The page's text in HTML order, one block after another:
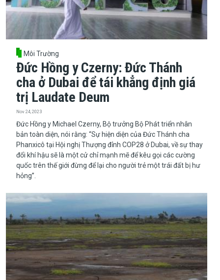
Môi Trường
Đức Hồng y Czerny: Đức Thánh
cha ở Dubai để tái khẳng định giá
trị Laudate Deum
Nov 24, 2023
​​​​​​​Đức Hồng y Michael Czerny, Bộ trưởng Bộ Phát triển nhân
bản toàn diện, nói rằng: “Sự hiện diện của Đức Thánh cha
Phanxicô tại Hội nghị Thượng đỉnh COP28 ở Dubai, về sự thay
đổi khí hậu sẽ là một cử chỉ mạnh mẽ để kêu gọi các cường
quốc trên thế giới đừng để lại cho người trẻ một trái đất bị hư
hỏng”.